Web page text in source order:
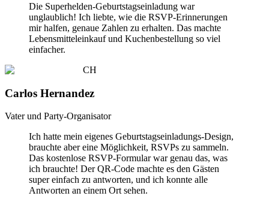
Die Superhelden-Geburtstagseinladung war
unglaublich! Ich liebte, wie die RSVP-Erinnerungen
mir halfen, genaue Zahlen zu erhalten. Das machte
Lebensmitteleinkauf und Kuchenbestellung so viel
einfacher.
CH
Carlos Hernandez
Vater und Party-Organisator
Ich hatte mein eigenes Geburtstagseinladungs-Design,
brauchte aber eine Möglichkeit, RSVPs zu sammeln.
Das kostenlose RSVP-Formular war genau das, was
ich brauchte! Der QR-Code machte es den Gästen
super einfach zu antworten, und ich konnte alle
Antworten an einem Ort sehen.